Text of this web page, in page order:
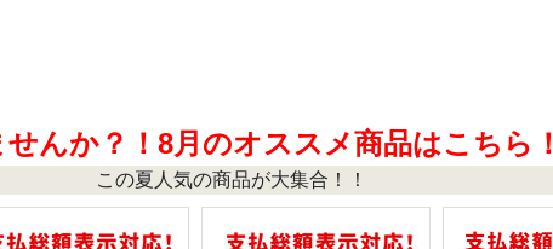
んか？！8月のオススメ商品はこちら！
この夏人気の商品が大集合！！